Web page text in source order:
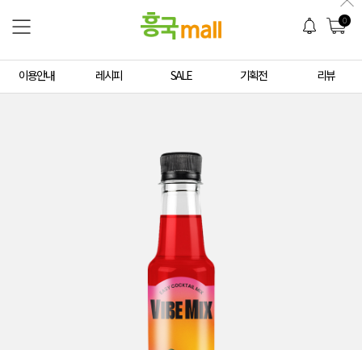
0
이용안내 레시피 SALE 기획전 리뷰